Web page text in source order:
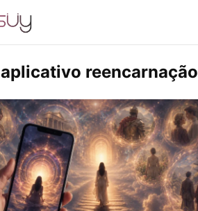
aplicativo reencarnação